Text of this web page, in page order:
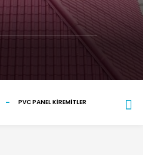
PVC PANEL KIREMITLER